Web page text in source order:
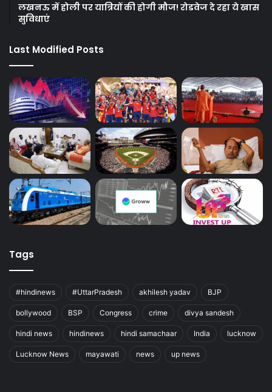
लखनऊ में होली पर यात्रियों की होगी मौज! रोडवेज दे रहा ये खास
सुविधाएं
Last Modified Posts
Tags
#hindinews #UttarPradesh akhilesh yadav BJP
bollywood BSP Congress crime divya sandesh
hindi news hindinews hindi samachaar India lucknow
Lucknow News mayawati news up news